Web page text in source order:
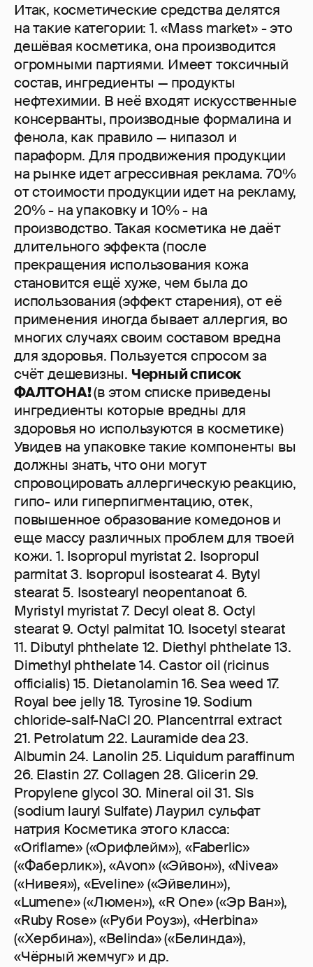
Итак, косметические средства делятся
на такие категории: 1. «Mass market» - это
дешёвая косметика, она производится
огромными партиями. Имеет токсичный
состав, ингредиенты — продукты
нефтехимии. В неё входят искусственные
консерванты, производные формалина и
фенола, как правило — нипазол и
параформ. Для продвижения продукции
на рынке идет агрессивная реклама. 70%
от стоимости продукции идет на рекламу,
20% - на упаковку и 10% - на
производство. Такая косметика не даёт
длительного эффекта (после
прекращения использования кожа
становится ещё хуже, чем была до
использования (эффект старения), от её
применения иногда бывает аллергия, во
многих случаях своим составом вредна
для здоровья. Пользуется спросом за
счёт дешевизны. Черный список
ФАЛТОНА!(в этом списке приведены
ингредиенты которые вредны для
здоровья но используются в косметике)
Увидев на упаковке такие компоненты вы
должны знать, что они могут
спровоцировать аллергическую реакцию,
гипо- или гиперпигментацию, отек,
повышенное образование комедонов и
еще массу различных проблем для твоей
кожи. 1. Isopropul myristat 2. Isopropul
parmitat 3. Isopropul isostearat 4. Bytyl
stearat 5. Isostearyl neopentanoat 6.
Муristуl myristat 7. Decyl oleat 8. Octyl
stearat 9. Octyl раlmitat 10. Isocetyl stearat
11. Dibutyl phthelate 12. Diethyl phthelate 13.
Dimethyl phthelate 14. Саstor oil (ricinus
officialis) 15. Dietanolamin 16. Sea weed 17.
Royal bee jelly 18. Tyrosine 19. Sodium
chloride-salf-NaCl 20. РIаncentrral extract
21. Petrolatum 22. Lauramide dea 23.
Albumin 24. Lanolin 25. Liquidum paraffinum
26. Elastin 27. Collagen 28. Glicerin 29.
Propylene glycol 30. Mineral oil 31. Sls
(sodium lauryl Sulfate) Лаурил сульфат
натрия Косметика этого класса:
«Oriflame» («Орифлейм»), «Faberlic»
(«Фаберлик»), «Avon» («Эйвон»), «Nivea»
(«Нивея»), «Eveline» («Эйвелин»),
«Lumene» («Люмен»), «R One» («Эр Ван»),
«Ruby Rose» («Руби Роуз»), «Herbina»
(«Хербина»), «Belinda» («Белинда»),
«Чёрный жемчуг» и др.